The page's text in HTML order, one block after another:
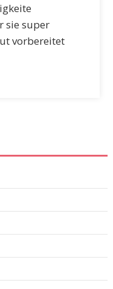
sie super
vorbereitet